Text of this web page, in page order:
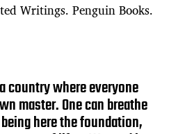
Writings. Penguin Books.
country where everyone
master. One can breathe
here the foundation,